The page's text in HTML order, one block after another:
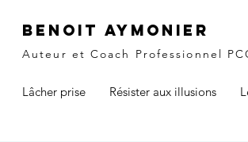
Benoit Aymonier
Auteur et Coach Professionnel
Lâcher prise Résister aux illusions